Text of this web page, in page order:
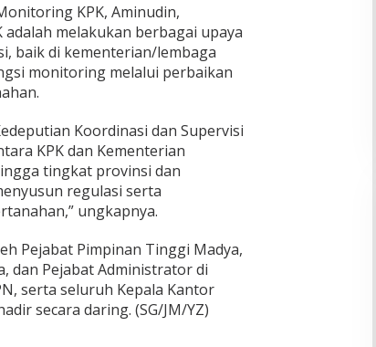
KPK, Aminudin,
melakukan berbagai upaya
baik di kementerian/lembaga
monitoring melalui perbaikan
Koordinasi dan Supervisi
KPK dan Kementerian
tingkat provinsi dan
regulasi serta
ungkapnya.
Pejabat Pimpinan Tinggi Madya,
dan Pejabat Administrator di
serta seluruh Kepala Kantor
secara daring. (SG/JM/YZ)